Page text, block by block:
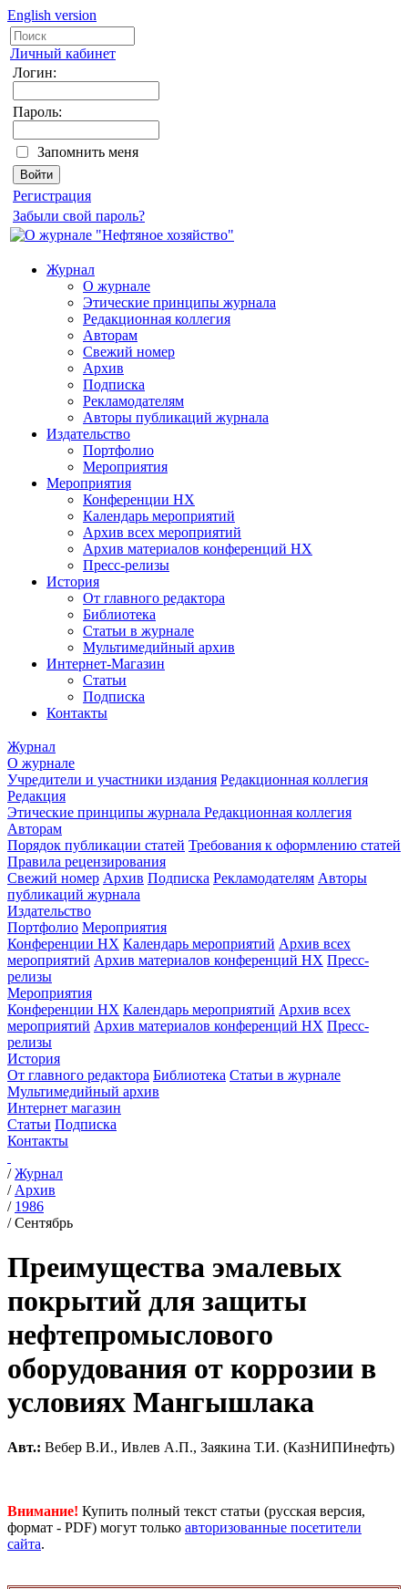
English version
Личный кабинет
Логин:
Пароль:
Запомнить меня
Регистрация
Забыли свой пароль?
Журнал
О журнале
Этические принципы журнала
Редакционная коллегия
Авторам
Свежий номер
Архив
Подписка
Рекламодателям
Авторы публикаций журнала
Издательство
Портфолио
Мероприятия
Мероприятия
Конференции НХ
Календарь мероприятий
Архив всех мероприятий
Архив материалов конференций НХ
Пресс-релизы
История
От главного редактора
Библиотека
Статьи в журнале
Мультимедийный архив
Интернет-Магазин
Статьи
Подписка
Контакты
Журнал
О журнале
Учредители и участники издания Редакционная коллегия
Редакция
Этические принципы журнала Редакционная коллегия
Авторам
Порядок публикации статей Требования к оформлению статей
Правила рецензирования
Свежий номер Архив Подписка Рекламодателям Авторы
публикаций журнала
Издательство
Портфолио Мероприятия
Конференции НХ Календарь мероприятий Архив всех
мероприятий Архив материалов конференций НХ Пресс-
релизы
Мероприятия
Конференции НХ Календарь мероприятий Архив всех
мероприятий Архив материалов конференций НХ Пресс-
релизы
История
От главного редактора Библиотека Статьи в журнале
Мультимедийный архив
Интернет магазин
Статьи Подписка
Контакты
/Журнал
/ Архив
/ 1986
/Сентябрь
Преимущества эмалевых
покрытий для защиты
нефтепромыслового
оборудования от коррозии в
условиях Мангышлака
Авт.: Вебер В.И., Ивлев А.П., Заякина Т.И. (КазНИПИнефть)
Внимание! Купить полный текст статьи (русская версия,
формат - PDF) могут только авторизованные посетители
сайта.